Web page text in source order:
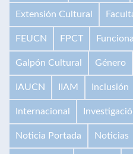
Extensión Cultural
FEUCN FPCT
Galpón Cultural Género
IAUCN IIAM Inclusión
Internacional
Noticia Portada Noticias